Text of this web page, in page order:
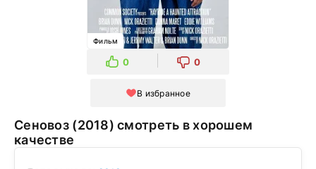
Фильм
0 0
В избранное
Сеновоз (2018) смотреть в хорошем
качестве